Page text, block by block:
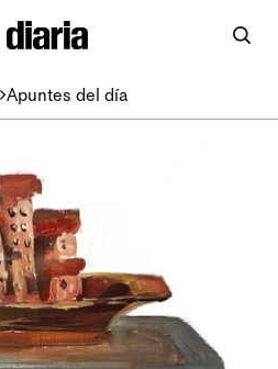
Apuntes del día